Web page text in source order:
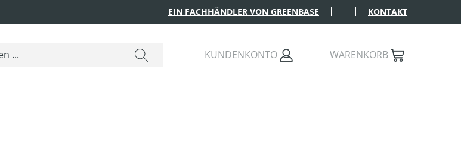
EIN FACHHÄNDLER VON GREENBASE KONTAKT
KUNDENKONTO WARENKORB